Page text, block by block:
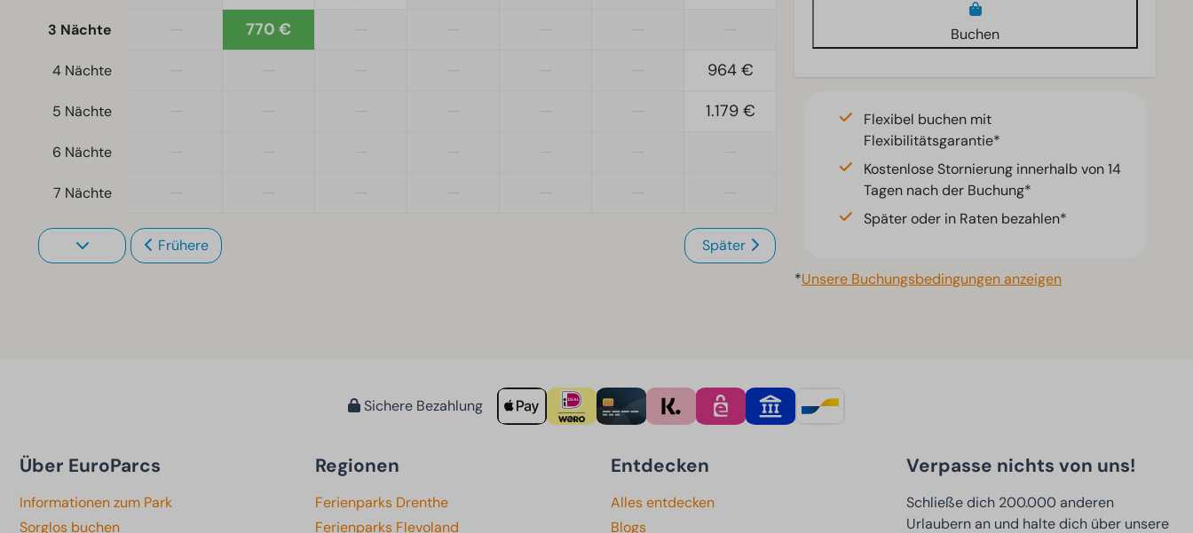
3 Nächte 770 €
4 Nächte 964 €
5 Nächte 1.179 €
6 Nächte
7 Nächte
Frühere Später
Buchen
Flexibel buchen mit
Flexibilitätsgarantie*
Kostenlose Stornierung innerhalb von 14
Tagen nach der Buchung*
Später oder in Raten bezahlen*
*Unsere Buchungsbedingungen anzeigen
Sichere Bezahlung
Über EuroParcs
Informationen zum Park
Sorglos buchen
Regionen
Ferienparks Drenthe
Ferienparks Flevoland
Entdecken
Alles entdecken
Blogs
Verpasse nichts von uns!
Schließe dich 200.000 anderen
Urlaubern an und halte dich über unsere